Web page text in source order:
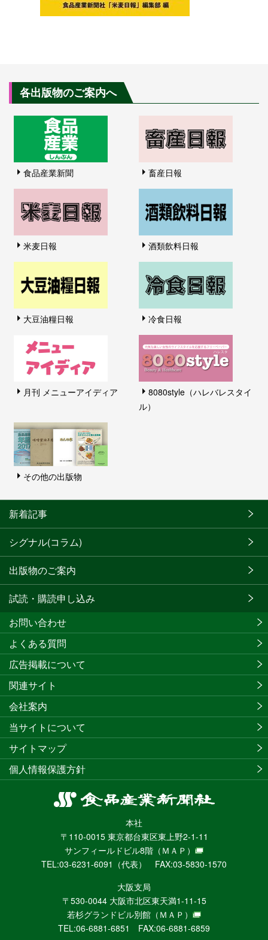
各出版物のご案内へ
食品産業新聞 畜産日報
米麦日報 酒類飲料日報
大豆油糧日報 冷食日報
月刊 メニューアイディア
8080style（ハレバレスタイ
ル）
その他の出版物
新着記事
シグナル(コラム)
出版物のご案内
試読・購読申し込み
食
産
業
新
聞
社
ニ
ュ
ー
本社
〒110-0015 東京都台東区東上野2-1-11
サンフィールドビル8階 （ＭＡＰ）
TEL:03-6231-6091（代表） FAX:03-5830-1570
大阪支局
〒530-0044 大阪市北区東天満1-11-15
若杉グランドビル別館 （ＭＡＰ）
TEL:06-6881-6851 FAX:06-6881-6859
お問い合わせ
よくある質問
広告掲載について
関連サイト
会社案内
当サイトについて
サイトマップ
個人情報保護方針